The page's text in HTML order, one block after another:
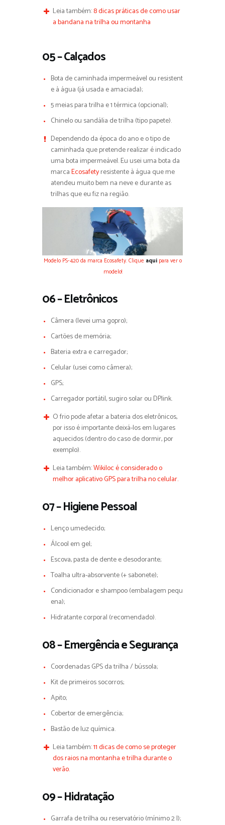
Leia também:8 dicas práticas de como usar
a bandana na trilha ou montanha
05 – Calçados
Bota de caminhada impermeável ou resistent
e à água (já usada e amaciada);
5 meias para trilha e 1 térmica (opcional);
Chinelo ou sandália de trilha (tipo papete).
Dependendo da época do ano e o tipo de
caminhada que pretende realizar é indicado
uma bota impermeável. Eu usei uma bota da
marcaEcosafetyresistente à água que me
atendeu muito bem na neve e durante as
trilhas que eu fiz na região.
Modelo PS-420 da marca Ecosafety. Clique aquipara ver o
modelo!
06 – Eletrônicos
Câmera (levei uma gopro);
Cartões de memória;
Bateria extra e carregador;
Celular (usei como câmera);
GPS;
Carregador portátil, sugiro solar ou DPlink.
O frio pode afetar a bateria dos eletrônicos,
por isso é importante deixá-los em lugares
aquecidos (dentro do caso de dormir, por
exemplo).
Leia também:Wikiloc é considerado o
melhor aplicativo GPS para trilha no celular.
07 – Higiene Pessoal
Lenço umedecido;
Álcool em gel;
Escova, pasta de dente e desodorante;
Toalha ultra-absorvente (+ sabonete);
Condicionador e shampoo (embalagem pequ
ena);
Hidratante corporal (recomendado).
08 – Emergência e Segurança
Coordenadas GPS da trilha / bússola;
Kit de primeiros socorros;
Apito;
Cobertor de emergência;
Bastão de luz química.
Leia também:11 dicas de como se proteger
dos raios na montanha e trilha durante o
verão.
09 – Hidratação
Garrafa de trilha ou reservatório (mínimo 2 l);